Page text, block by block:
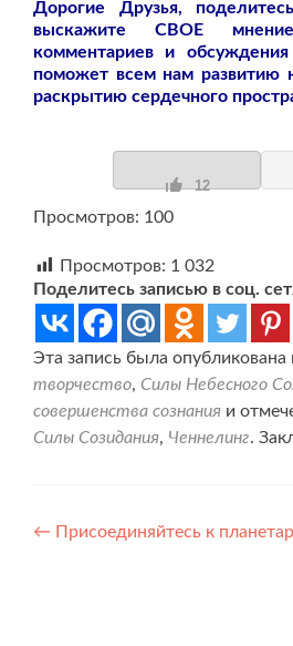
Дорогие Друзья,
выскажите СВОЕ
комментариев и
поможет всем нам развитию
раскрытию сердечного
12
Просмотров: 100
Просмотров: 1 032
Поделитесь записью в соц.
Эта запись была опубликована
творчество, Силы Небесного
совершенства сознания и
Силы Созидания, Ченнелинг.
Навигация
← Присоединяйтесь к